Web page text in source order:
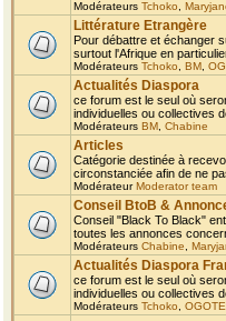
Modérateurs Tchoko
Littérature Etrangère
Pour débattre et échanger
surtout l'Afrique en
Modérateurs Tchoko BM
Actualités Diaspora
ce forum est le seul où
individuelles ou collectives
Modérateurs BM Chabine
Articles
Catégorie destinée à
circonstanciée afin de ne
ModérateurModerator team
Conseil BtoB &
Conseil "Black To Black"
toutes les annonces
Modérateurs Chabine
Actualités Diaspora
ce forum est le seul où
individuelles ou collectives
Modérateurs Tchoko